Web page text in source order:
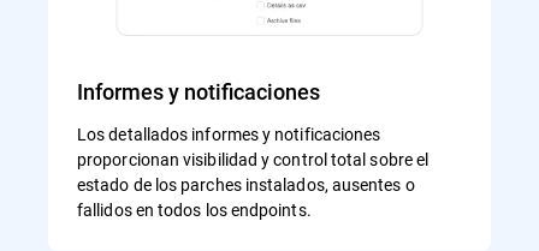
Informes y notificaciones
Los detallados informes y notificaciones
proporcionan visibilidad y control total sobre el
estado de los parches instalados, ausentes o
fallidos en todos los endpoints.